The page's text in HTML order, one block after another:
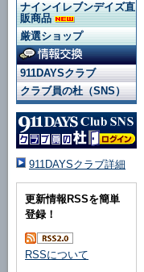
ナインイレブンデイズ直
販商品
厳選ショップ
911DAYSクラブ
クラブ員の杜（SNS）
911DAYSクラブ詳細
更新情報RSSを簡単
登録！
RSSについて